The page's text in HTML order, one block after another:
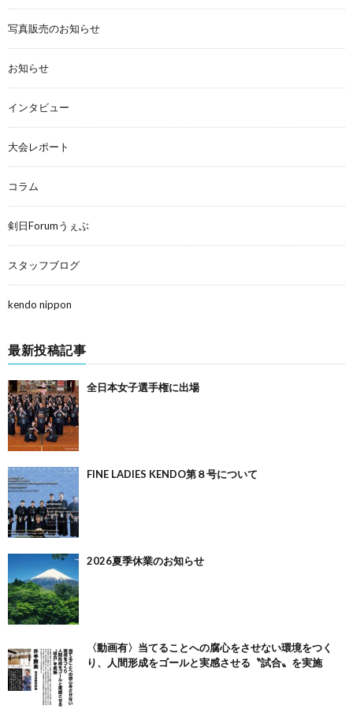
写真販売のお知らせ
お知らせ
インタビュー
大会レポート
コラム
剣日Forumうぇぶ
スタッフブログ
kendo nippon
最新投稿記事
全日本女子選手権に出場
FINE LADIES KENDO第８号について
2026夏季休業のお知らせ
〈動画有〉当てることへの腐心をさせない環境をつく
り、人間形成をゴールと実感させる〝試合〟を実施